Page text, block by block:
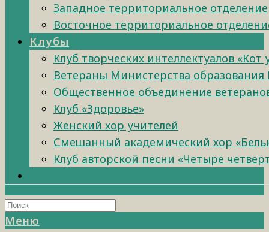
Западное территориальное отделение
Восточное территориальное
Клубы
Клуб творческих интеллектуалов «Кот
Ветераны Министерства образования
Общественное объединение
Клуб «Здоровье»
Женский хор учителей
Смешанный академический хор
Клуб авторской песни «Четыре
Меню